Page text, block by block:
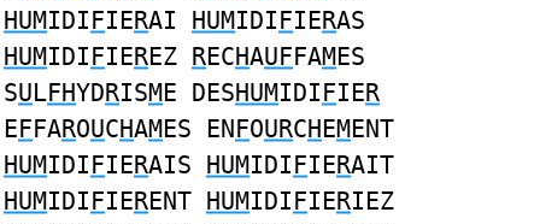
HUMIDIFIERAI HUMIDIFIERAS
HUMIDIFIEREZ RECHAUFFAMES
SULFHYDRISME DESHUMIDIFIER
EFFAROUCHAMES ENFOURCHEMENT
HUMIDIFIERAIS HUMIDIFIERAIT
HUMIDIFIERENT HUMIDIFIERIEZ